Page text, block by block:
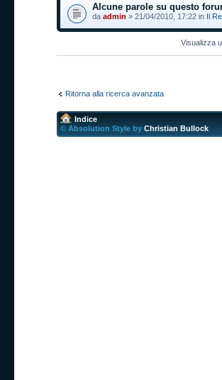
Alcune parole su questo
da admin » 21/04/2010, 17:22 in Il
Visualizza
Ritorna alla ricerca avanzata
Indice
© Absolution Style by Christian Bullock